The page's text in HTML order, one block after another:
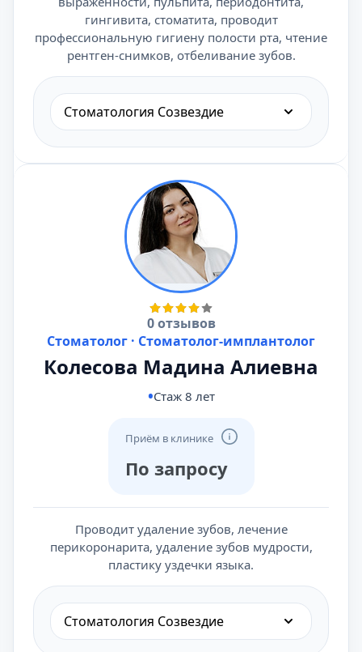
гингивита, стоматита, проводит
профессиональную гигиену полости рта, чтение
рентген-снимков, отбеливание зубов.
Стоматология Созвездие
0 отзывов
Стоматолог · Стоматолог-имплантолог
Колесова Мадина Алиевна
Стаж 8 лет
Приём в клинике
По запросу
Проводит удаление зубов, лечение
перикоронарита, удаление зубов мудрости,
пластику уздечки языка.
Стоматология Созвездие